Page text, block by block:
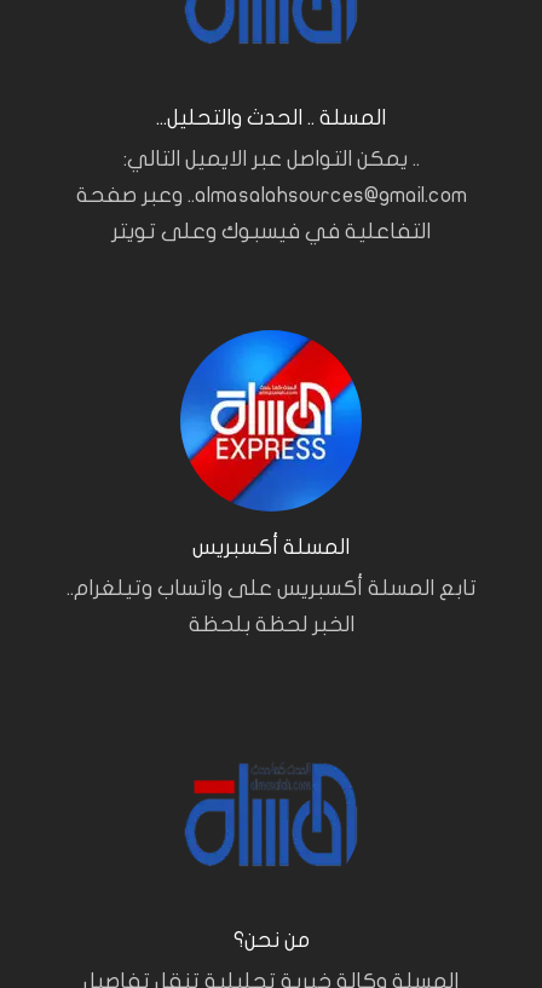
المسلة .. الحدث والتحليل...
.. يمكن التواصل عبر الايميل التالي:
almasalahsources@gmail.com.. وعبر صفحة
التفاعلية في فيسبوك وعلى تويتر
المسلة أكسبريس
تابع المسلة أكسبريس على واتساب وتيلغرام..
الخبر لحظة بلحظة
من نحن؟
المسلة وكالة خبرية تحليلية تنقل تفاصيل